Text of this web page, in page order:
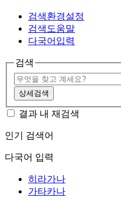
검색환경설정
검색도움말
다국어입력
검색
상세검색
결과 내 재검색
인기 검색어
다국어 입력
히라가나
가타카나